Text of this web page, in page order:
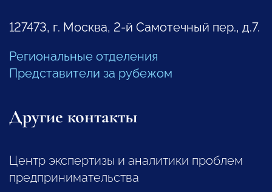
127473, г. Москва, 2-й Самотечный пер., д.7.
Региональные отделения
Представители за рубежом
Другие контакты
Центр экспертизы и аналитики проблем
предпринимательства